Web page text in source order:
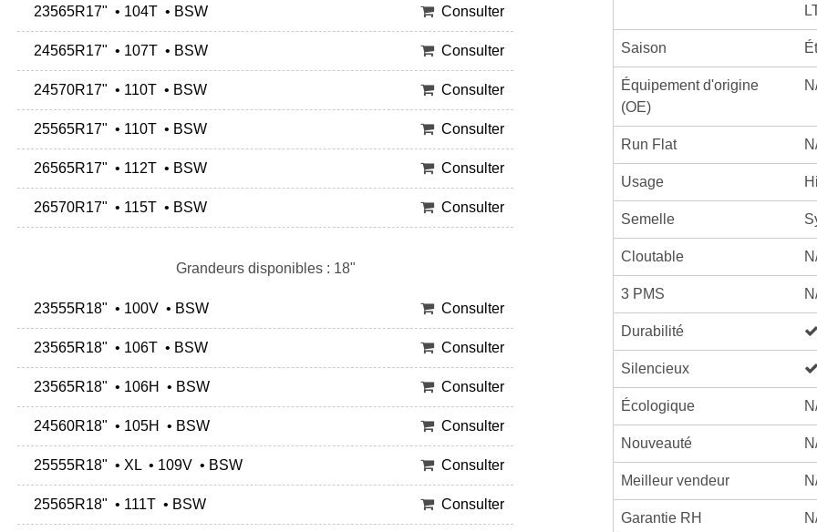
23565R17" • 104T • BSW Consulter
24565R17" • 107T • BSW Consulter
24570R17" • 110T • BSW Consulter
25565R17" • 110T • BSW Consulter
26565R17" • 112T • BSW Consulter
26570R17" • 115T • BSW Consulter
Grandeurs disponibles : 18"
23555R18" • 100V • BSW Consulter
23565R18" • 106T • BSW Consulter
23565R18" • 106H • BSW Consulter
24560R18" • 105H • BSW Consulter
25555R18" • XL • 109V • BSW Consulter
25565R18" • 111T • BSW Consulter
Saison
Équipement d'origine
(OE)
Run Flat
Usage
Semelle
Cloutable
3 PMS
Durabilité
Silencieux
Écologique
Nouveauté
Meilleur vendeur
Garantie RH